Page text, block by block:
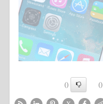
()
()